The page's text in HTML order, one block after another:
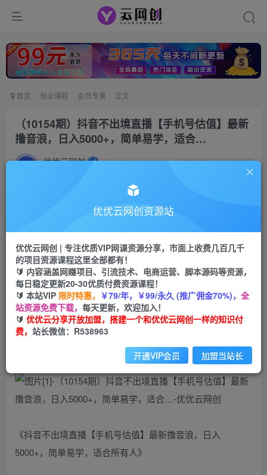
首页 创业课程 会员专属 正文
（10154期）抖音不出境直播【手机号估值】最新
撸音浪，日入5000+，简单易学，适合…
优优云网创 私信
会员专属资源
会员免费
您暂无购买权限，请先开通会员
开通会员
《抖音不出境直播【手机号估值】最新撸音浪，日入
5000+，简单易学，适合所有人》
优优云网创资源站
优优云网创 | 专注优质VIP网课资源分享，市面上收费几百几千
的项目资源课程这里全部都有！
🔰 内容涵盖网赚项目、引流技术、电商运营、脚本源码等资源，
每日稳定更新20-30优质付费资源课程！
🔰 本站VIP 限时特惠， ￥79/年，￥99/永久 (推广佣金70%)， 全
站资源免费下载， 每天更新，欢迎加入！
🔰 优优云分享开放加盟，搭建一个和优优云网创一样的知识付
费， 站长微信：R538963
开通VIP会员 加盟当站长